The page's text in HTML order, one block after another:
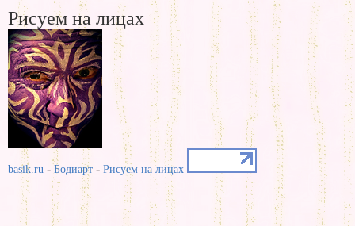
Рисуем на лицах
basik.ru -Бодиарт - Рисуем на лицах